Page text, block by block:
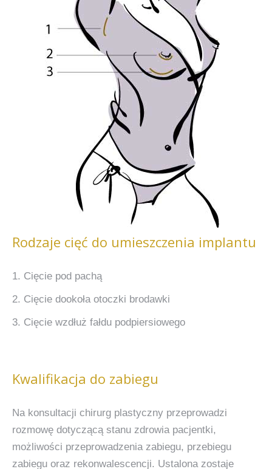
Rodzaje cięć do umieszczenia implantu
1. Cięcie pod pachą
2. Cięcie dookoła otoczki brodawki
3. Cięcie wzdłuż fałdu podpiersiowego
Kwalifikacja do zabiegu
Na konsultacji chirurg plastyczny przeprowadzi
rozmowę dotyczącą stanu zdrowia pacjentki,
możliwości przeprowadzenia zabiegu, przebiegu
zabiegu oraz rekonwalescencji. Ustalona zostaje